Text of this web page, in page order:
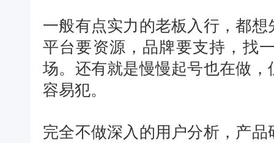
一般有点实力的老板入行，都
平台要资源，品牌要支持，找
场。还有就是慢慢起号也在做
容易犯。
完全不做深入的用户分析，产